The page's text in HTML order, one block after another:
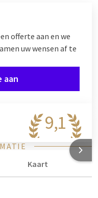
Yellow Room
offerte aan en we
uw wensen af te
aan
9,1
Kaart